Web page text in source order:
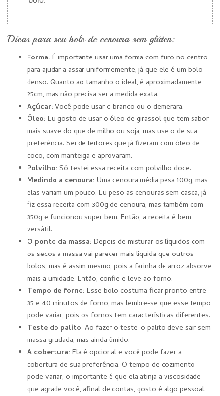
Dicas para seu bolo de cenoura sem glúten:
Forma: É importante usar uma forma com furo no centro
para ajudar a assar uniformemente, já que ele é um bolo
denso. Quanto ao tamanho o ideal, é aproximadamente
25cm, mas não precisa ser a medida exata.
Açúcar: Você pode usar o branco ou o demerara.
Óleo: Eu gosto de usar o óleo de girassol que tem sabor
mais suave do que de milho ou soja, mas use o de sua
preferência. Sei de leitores que já fizeram com óleo de
coco, com manteiga e aprovaram.
Polvilho: Só testei essa receita com polvilho doce.
Medindo a cenoura: Uma cenoura média pesa 100g, mas
elas variam um pouco. Eu peso as cenouras sem casca, já
fiz essa receita com 300g de cenoura, mas também com
350g e funcionou super bem. Então, a receita é bem
versátil.
O ponto da massa: Depois de misturar os líquidos com
os secos a massa vai parecer mais líquida que outros
bolos, mas é assim mesmo, pois a farinha de arroz absorve
mais a umidade. Então, confie e leve ao forno.
Tempo de forno: Esse bolo costuma ficar pronto entre
35 e 40 minutos de forno, mas lembre-se que esse tempo
pode variar, pois os fornos tem características diferentes.
Teste do palito: Ao fazer o teste, o palito deve sair sem
massa grudada, mas ainda úmido.
A cobertura: Ela é opcional e você pode fazer a
cobertura de sua preferência. O tempo de cozimento
pode variar, o importante é que ela atinja a viscosidade
que agrade você, afinal de contas, gosto é algo pessoal.